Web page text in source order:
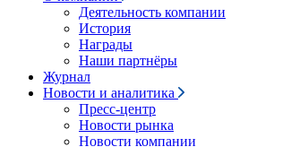
Деятельность компании
История
Награды
Наши партнёры
Журнал
Новости и аналитика
Пресс-центр
Новости рынка
Новости компании